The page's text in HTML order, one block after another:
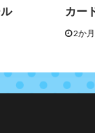
カー
2か